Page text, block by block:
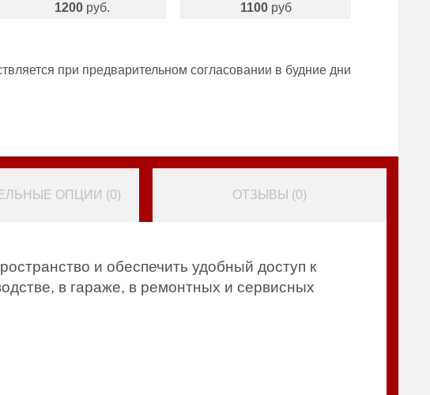
1200 руб. 1100 руб
при предварительном согласовании в будние дни
ОПЦИИ (0) ОТЗЫВЫ (0)
и обеспечить удобный доступ к
в гараже, в ремонтных и сервисных